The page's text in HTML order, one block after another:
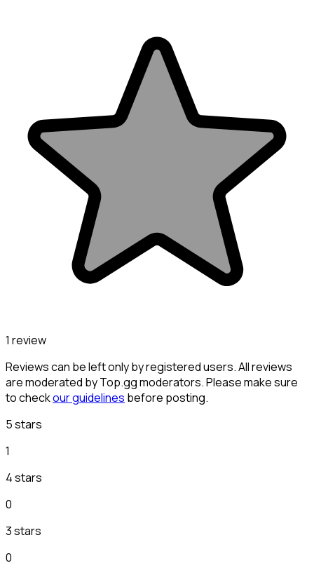
1 review
Reviews can be left only by registered users. All reviews
are moderated by Top.gg moderators. Please make sure
to checkour guidelines before posting.
5 stars
1
4 stars
0
3 stars
0